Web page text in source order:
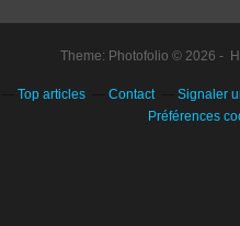
Theme: Photofolio © 2026 -
Top articles Contact Signaler
Préférences